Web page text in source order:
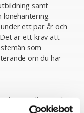
samt
lönehantering.
ett par år och
är ett krav att
som
om du har
inställning och
självständigt